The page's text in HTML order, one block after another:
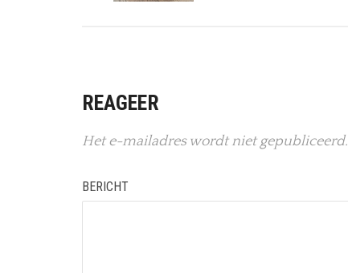
REAGEER
Het e-mailadres wordt niet gepubliceerd.
BERICHT